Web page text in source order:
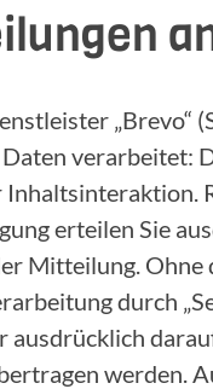
„Brevo“
verarbeitet:
erteilen Sie
Mitteilung. Ohne
durch
werden.